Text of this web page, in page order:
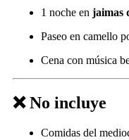
1 noche en jaimas
Paseo en camello
Cena con música
❌No incluye
Comidas del